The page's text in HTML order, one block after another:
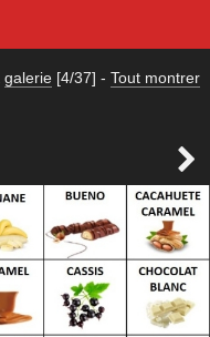
galerie [4/37] - Tout montrer
